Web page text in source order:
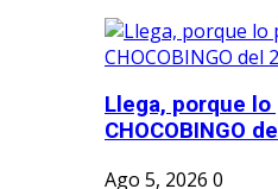
Llega, porque lo
CHOCOBINGO
Ago 5, 2026 0